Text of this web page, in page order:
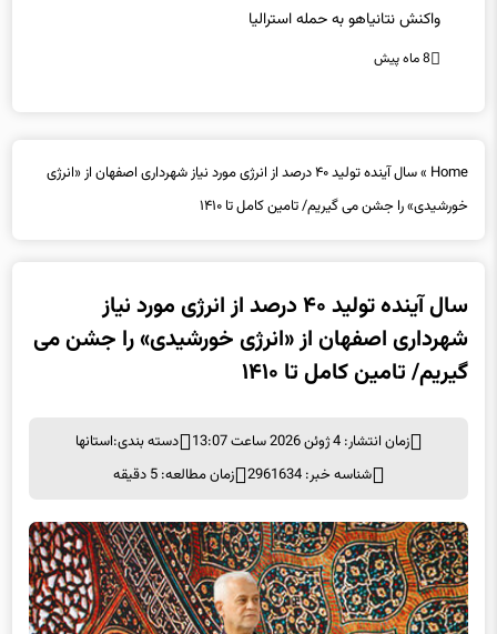
8 ماه پیش
خورشیدی» را جشن می گیریم/ تامین کامل تا ۱۴۱۰
شهرداری اصفهان از «انرژی خورشیدی» را جشن می
گیریم/ تامین کامل تا ۱۴۱۰
شناسه خبر: 2961634
زمان مطالعه: 5 دقیقه